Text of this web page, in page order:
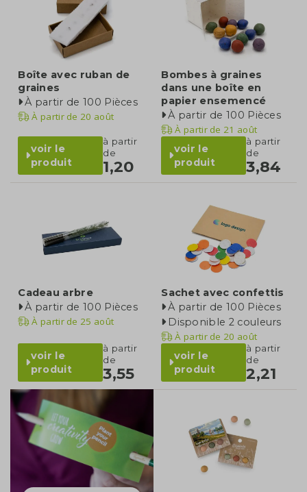
Boîte avec ruban de
graines
À partir de 100 Pièces
À partir de 20 août
voir le
produit
à partir
de
1,20
Bombes à graines
dans une boîte en
papier ensemencé
À partir de 100 Pièces
À partir de 21 août
voir le
produit
à partir
de
3,84
Cadeau arbre
À partir de 100 Pièces
À partir de 25 août
voir le
produit
à partir
de
3,55
Sachet avec confettis
À partir de 100 Pièces
Disponible 2 couleurs
À partir de 20 août
voir le
produit
à partir
de
2,21